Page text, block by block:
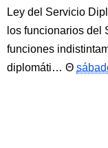
Ley del Servicio
los funcionarios del
funciones
diplomáti…